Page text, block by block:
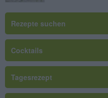
Rezepte suchen
Cocktails
Tagesrezept